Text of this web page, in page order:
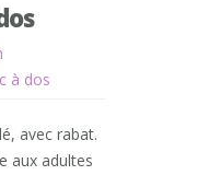
à dos
avec rabat.
aux adultes